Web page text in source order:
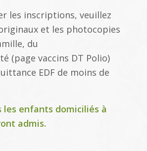
les inscriptions, veuillez
et les photocopies
du
(page vaccins DT Polio)
EDF de moins de
les enfants domiciliés à
admis.